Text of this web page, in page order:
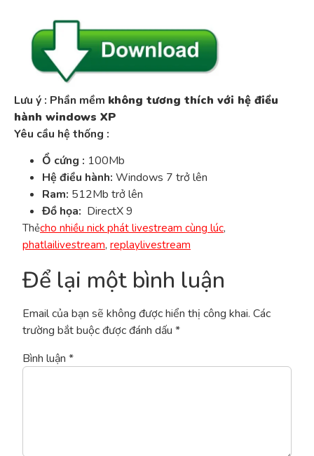
Lưu ý : Phần mềm không tương thích với hệ điều
hành windows XP
Yêu cầu hệ thống :
Ổ cứng : 100Mb
Hệ điều hành: Windows 7 trở lên
Ram: 512Mb trở lên
Đồ họa: DirectX 9
Thẻcho nhiều nick phát livestream cùng lúc,
phatlailivestream, replaylivestream
Để lại một bình luận
Email của bạn sẽ không được hiển thị công khai. Các
trường bắt buộc được đánh dấu *
Bình luận *